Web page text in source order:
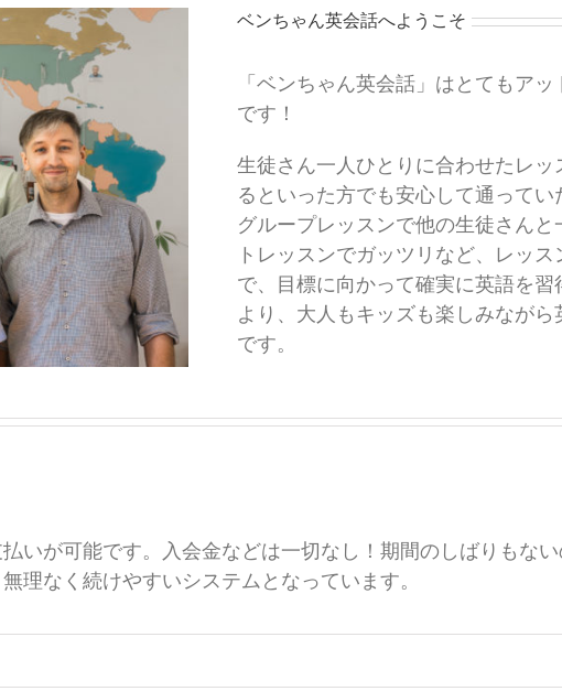
ベンちゃん英会話へようこそ
「ベンちゃん英会話」はとてもア
です！
生徒さん一人ひとりに合わせたレ
るといった方でも安心して通ってい
グループレッスンで他の生徒さん
トレッスンでガッツリなど、レッ
で、目標に向かって確実に英語を
より、大人もキッズも楽しみなが
です。
いが可能です。入会金などは一切なし！期間のしばりもな
理なく続けやすいシステムとなっています。